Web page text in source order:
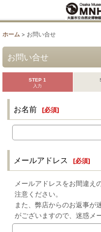
ホーム > お問い合せ
お問い合せ
STEP 1
入力
お名前 [必須]
メールアドレス [必須]
メールアドレスをお間違え
注意ください。
また、弊店からのお返事が
がございますので、迷惑メ